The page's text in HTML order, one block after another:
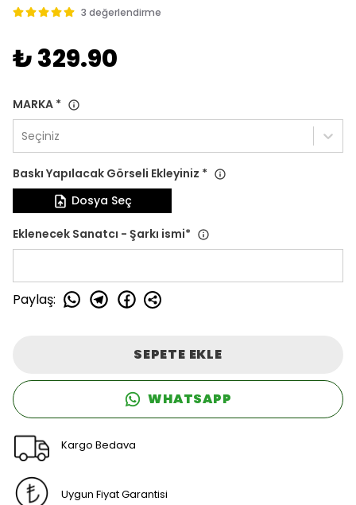
3 değerlendirme
₺ 329.90
MARKA *
Seçiniz
Baskı Yapılacak Görseli Ekleyiniz *
Dosya Seç
Eklenecek Sanatcı - Şarkı ismi*
Paylaş:
SEPETE EKLE
WHATSAPP
Kargo Bedava
Uygun Fiyat Garantisi